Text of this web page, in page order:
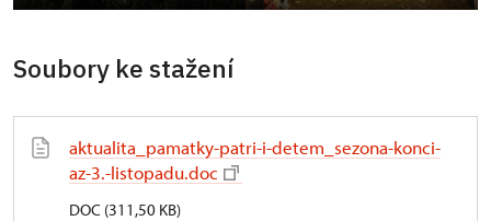
Soubory ke stažení
aktualita_pamatky-patri-i-detem_sezona-konci-
az-3.-listopadu.doc
DOC (311,50 KB)